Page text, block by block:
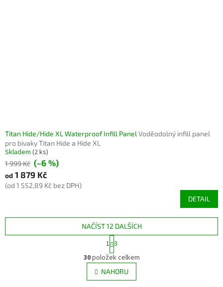
Titan Hide/Hide XL Waterproof Infill Panel Voděodolný infill panel
pro bivaky Titan Hide a Hide XL
Skladem (2 ks)
1 999 Kč (–6 %)
od 1 879 Kč
(od 1 552,89 Kč bez DPH)
DETAIL
O
v
l
á
NAČÍST 12 DALŠÍCH
S
t
r
á
n
k
1 3
30položek celkem
NAHORU